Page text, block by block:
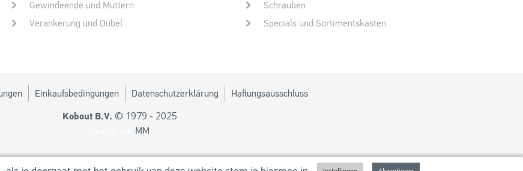
Gewindeende und Muttern
Verankerung und Dübel
Schrauben
Specials und Sortimentskasten
Einkaufsbedingungen Datenschutzerklärung Haftungsausschluss
Kobout B.V. © 1979 - 2025
MM